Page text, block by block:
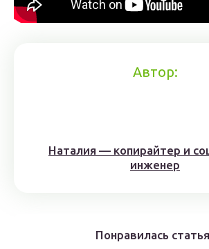
Автор:
Наталия — копирайтер и
инженер
Понравилась